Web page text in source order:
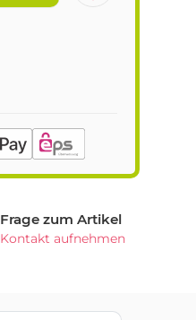
Frage zum Artikel
Kontakt aufnehmen